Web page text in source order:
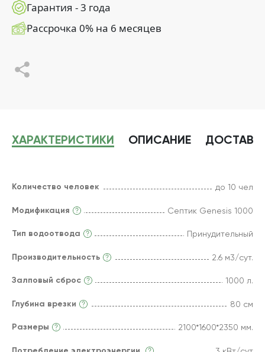
Гарантия - 3 года
Рассрочка 0% на 6 месяцев
ХАРАКТЕРИСТИКИ ОПИСАНИЕ
Количество человек до 10 чел
Модификация Септик Genesis 1000
Тип водоотвода Принудительный
Производительность 2.6 м3/сут.
Залповый сброс 1000 л.
Глубина врезки 80 см
Размеры 2100*1600*2350 мм.